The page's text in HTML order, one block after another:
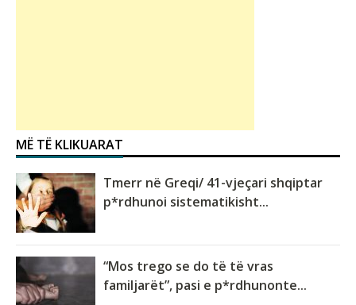
MË TË KLIKUARAT
Tmerr në Greqi/ 41-vjeçari shqiptar
p*rdhunoi sistematikisht...
“Mos trego se do të të vras
familjarët”, pasi e p*rdhunonte...